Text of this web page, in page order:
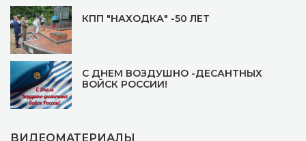
КПП "НАХОДКА" -50 ЛЕТ
С ДНЕМ ВОЗДУШНО -ДЕСАНТНЫХ
ВОЙСК РОССИИ!
ВИДЕОМАТЕРИАЛЫ